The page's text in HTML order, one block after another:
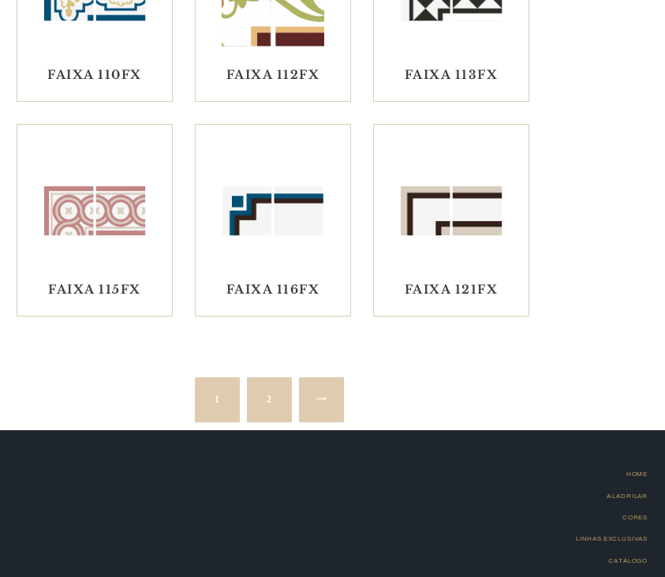
FAIXA 110FX FAIXA 112FX FAIXA 113FX
FAIXA 115FX FAIXA 116FX FAIXA 121FX
1 2
HOME
A LADRILAR
CORES
LINHAS EXCLUSIVAS
CATÁLOGO